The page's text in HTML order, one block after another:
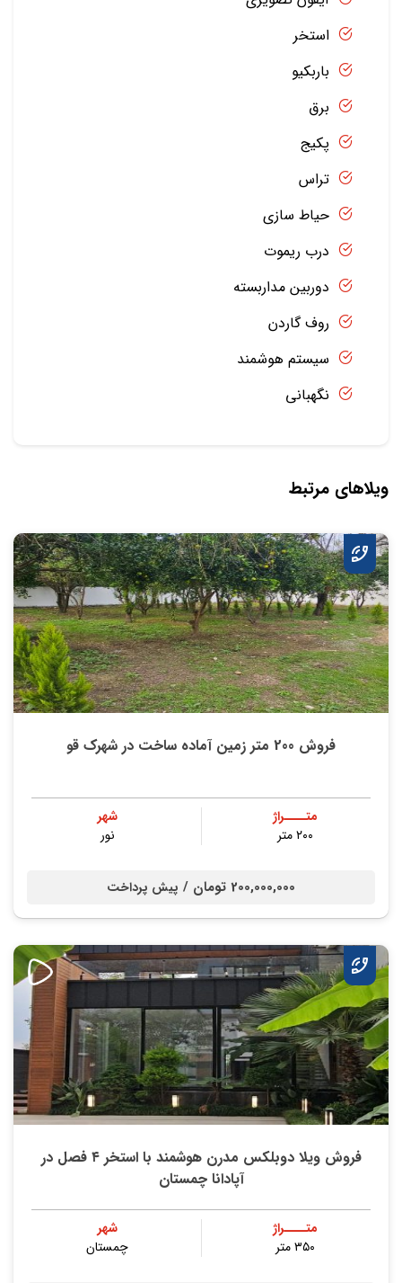
استخر
باربکیو
برق
پکیج
تراس
حیاط سازی
درب ریموت
دوربین مداربسته
روف گاردن
سیستم هوشمند
نگهبانی
ویلاهای مرتبط
فروش 200 متر زمین آماده ساخت در شهرک قو
متــــراژ
۲۰۰ متر
شهر
نور
200,000,000 تومان / پیش پرداخت
فروش ویلا دوبلکس مدرن هوشمند با استخر ۴ فصل در
آپادانا چمستان
متــــراژ
۳۵۰ متر
شهر
چمستان